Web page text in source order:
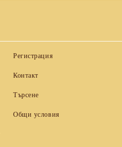
Регистрация
Контакт
Търсене
Общи условия